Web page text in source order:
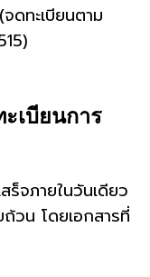
ทะเบียนตาม
เบียนการ
ร็จภายในวันเดียว
วน โดยเอกสารที่